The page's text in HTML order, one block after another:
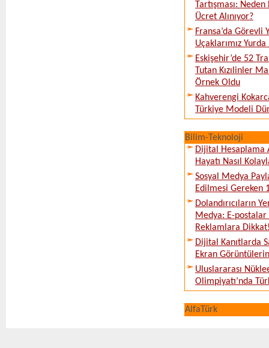
Tartışması:
Ücret Alınıyor?
Fransa’da Görevli
Uçaklarımız
Eskişehir’de 52
Tutan Kızılinler
Örnek Oldu
Kahverengi
Türkiye Modeli
Bilim-Teknoloji
Dijital Hesaplama
Hayatı Nasıl
Sosyal Medya
Edilmesi Gereken
Dolandırıcıların
Medya: E-postalar
Reklamlara
Dijital Kanıtlarda
Ekran
Uluslararası
Olimpiyatı’nda
AlfaTürk